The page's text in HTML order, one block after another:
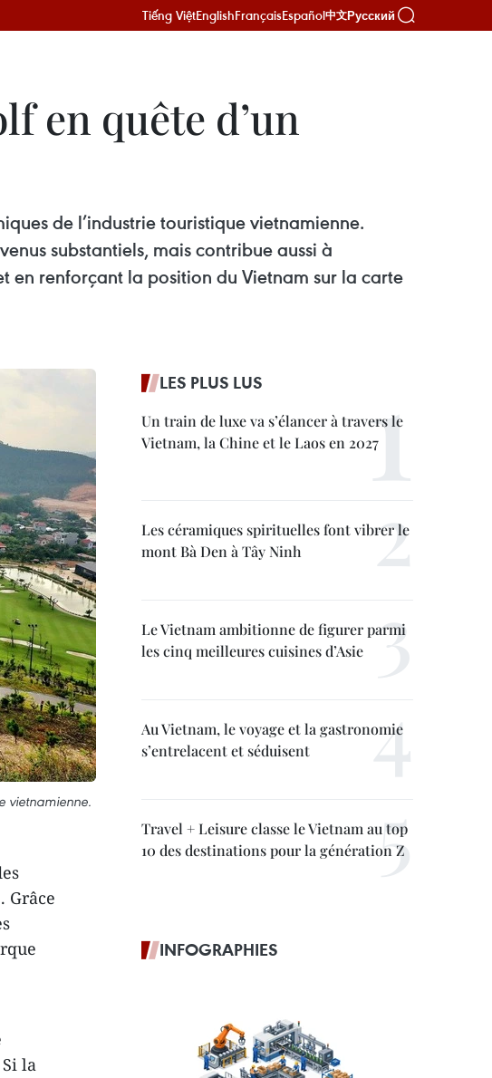
Tiếng ViệtEnglishFrançaisEspañol中文Русский
en quête d’un
de l’industrie touristique vietnamienne.
substantiels, mais contribue aussi à
en renforçant la position du Vietnam sur la carte
vietnamienne.
Grâce
la
LES PLUS LUS
Un train de luxe va s’élancer à travers le
Vietnam, la Chine et le Laos en 2027
Les céramiques spirituelles font vibrer le
mont Bà Den à Tây Ninh
Le Vietnam ambitionne de figurer parmi
les cinq meilleures cuisines d’Asie
Au Vietnam, le voyage et la gastronomie
s’entrelacent et séduisent
Travel + Leisure classe le Vietnam au top
10 des destinations pour la génération Z
INFOGRAPHIES